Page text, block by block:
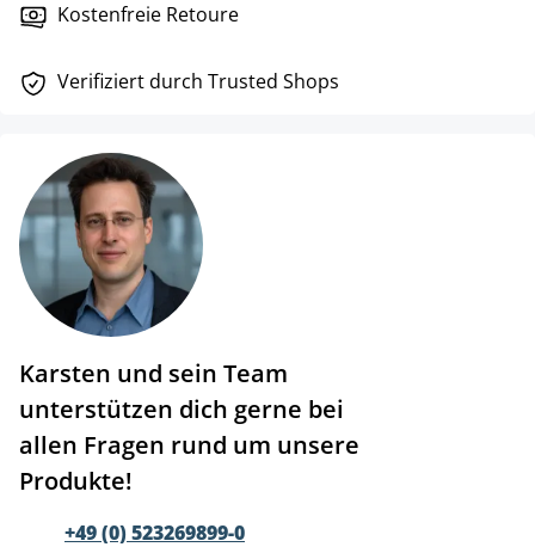
Kostenfreie Retoure
Verifiziert durch Trusted Shops
Karsten und sein Team
unterstützen dich gerne bei
allen Fragen rund um unsere
Produkte!
+49 (0) 523269899-0